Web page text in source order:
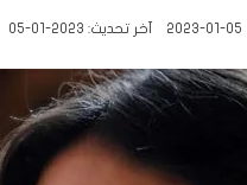
2023-01-05 آخر تحديث: 2023-01-05